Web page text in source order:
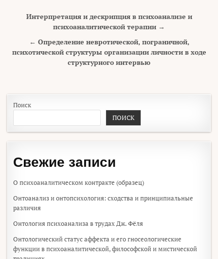
Навигация по записям
Интерпретация и дескрипция в психоанализе и
психоаналитической терапии →
← Определение невротической, пограничной,
психотической структуры организации личности в ходе
структурного интервью
Поиск
ПОИСК
Свежие записи
О психоаналитическом контракте (образец)
Онтоанализ и онтопсихология: сходства и принципиальные
различия
Онтология психоанализа в трудах Дж. Фёля
Онтологический статус аффекта и его гносеологические
функции в психоаналитической, философской и мистической